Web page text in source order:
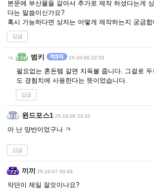
본문에 부산물들 갈아서 추가로 제작 하셨다는게
다는 말씀이신가요?
혹시 가능하다면 상자는 어떻게 제작하는지 궁금합
답글
범키 25-10-06 22:53
필요없는 혼돈템 갈면 지옥불 줍니다. 그걸로
도 경험치에 사용한다는 뜻이었습니다.
답글
윈드포스1 25-10-06 23:31
아 난 양반이었구나 ㅋ
답글
끼끼 25-10-07 00:43
악던이 제일 잘모이나요?